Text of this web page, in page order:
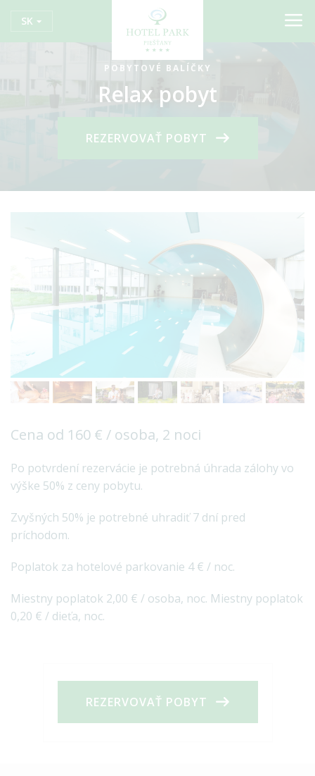
SK
POBYTOVÉ BALÍČKY
Relax pobyt
REZERVOVAŤ POBYT
Cena od 160 € / osoba, 2 noci
Po potvrdení rezervácie je potrebná úhrada zálohy vo
výške 50% z ceny pobytu.
Zvyšných 50% je potrebné uhradiť 7 dní pred
príchodom.
Poplatok za hotelové parkovanie 4 € / noc.
Miestny poplatok 2,00 € / osoba, noc. Miestny poplatok
0,20 € / dieťa, noc.
REZERVOVAŤ POBYT